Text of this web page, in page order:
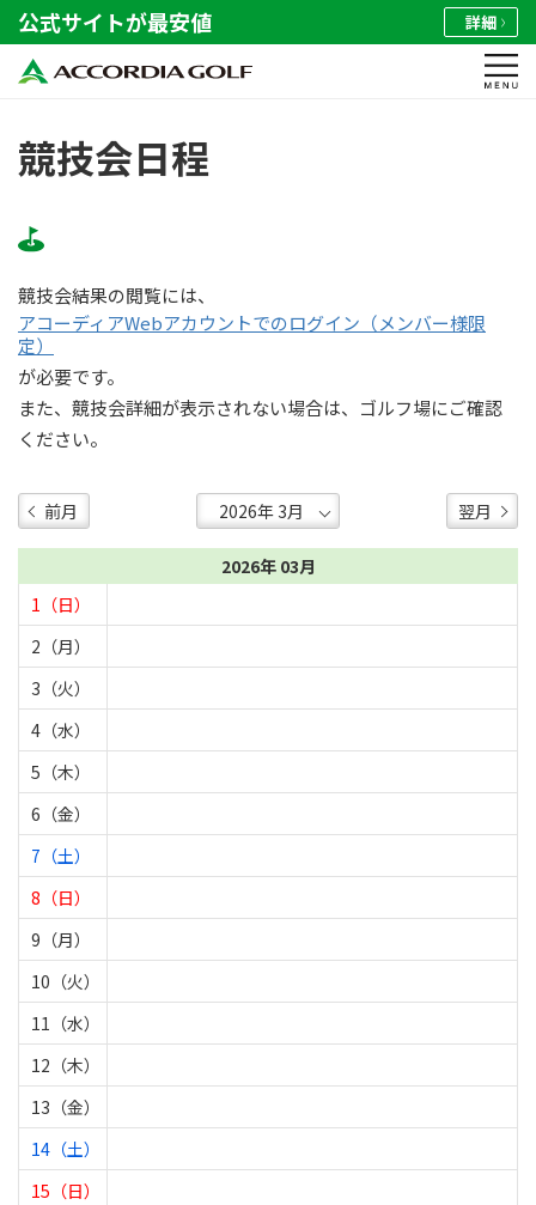
公式サイトが最安値 詳細
競技会日程
競技会結果の閲覧には、
アコーディアWebアカウントでのログイン（メンバー様限
定）
が必要です。
また、競技会詳細が表示されない場合は、ゴルフ場にご確認
ください。
前月 翌月
2026年 03月
1（日）
2（月）
3（火）
4（水）
5（木）
6（金）
7（土）
8（日）
9（月）
10（火）
11（水）
12（木）
13（金）
14（土）
15（日）